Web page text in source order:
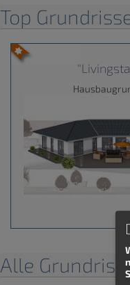
Top
Alle